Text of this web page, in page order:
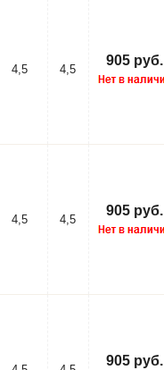
4,5 4,5
905 руб.
4,5 4,5
905 руб.
905 руб.